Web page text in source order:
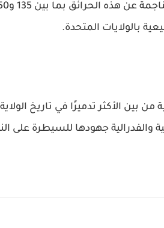
بالولايات المتحدة.
من بين الأكثر تدميرًا في تاريخ
جهودها للسيطرة على